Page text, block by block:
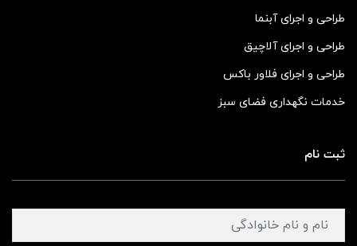
طراحی و اجرای آبنما
طراحی و اجرای آلاچیق
طراحی و اجرای فلاور باکس
خدمات نگهداری فضای سبز
ثبت نام